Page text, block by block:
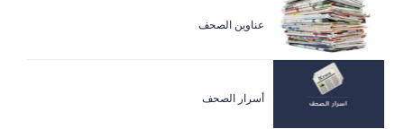
عناوين الصحف
أسرار الصحف